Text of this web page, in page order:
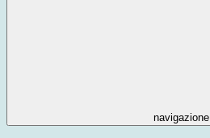
navigazione